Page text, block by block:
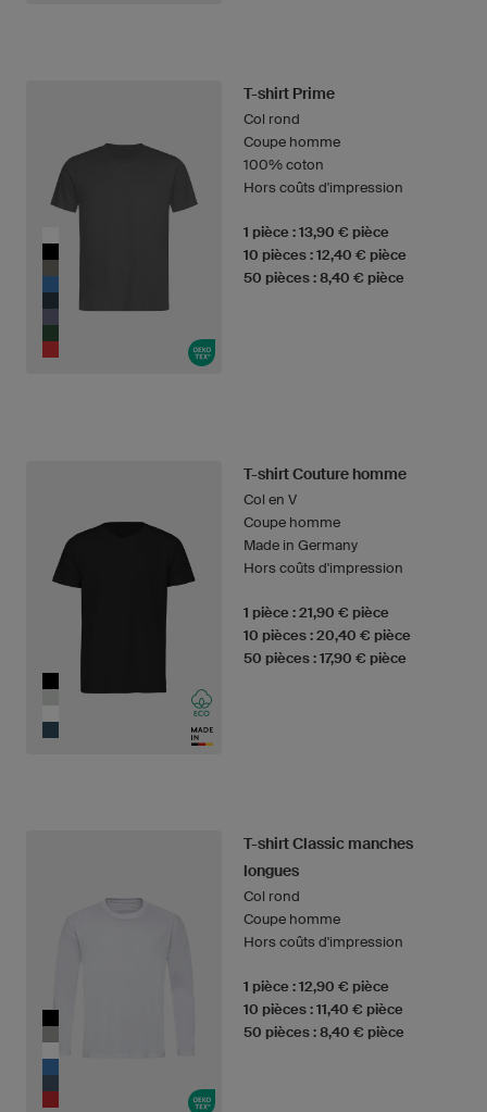
T-shirt Prime
Col rond
Coupe homme
100% coton
Hors coûts d'impression
1 pièce : 13,90 € pièce
10 pièces : 12,40 € pièce
50 pièces : 8,40 € pièce
T-shirt Couture homme
Col en V
Coupe homme
Made in Germany
Hors coûts d'impression
1 pièce : 21,90 € pièce
10 pièces : 20,40 € pièce
50 pièces : 17,90 € pièce
T-shirt Classic manches
longues
Col rond
Coupe homme
Hors coûts d'impression
1 pièce : 12,90 € pièce
10 pièces : 11,40 € pièce
50 pièces : 8,40 € pièce